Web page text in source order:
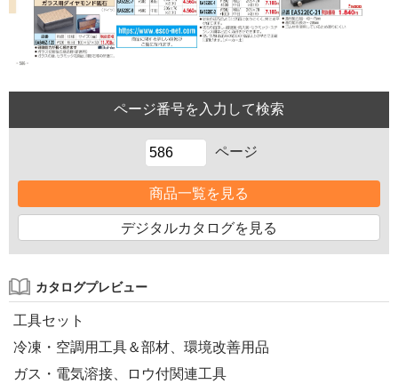
ページ
商品一覧を見る
デジタルカタログを見る
カタログプレビュー
工具セット
冷凍・空調用工具＆部材、環境改善用品
ガス・電気溶接、ロウ付関連工具